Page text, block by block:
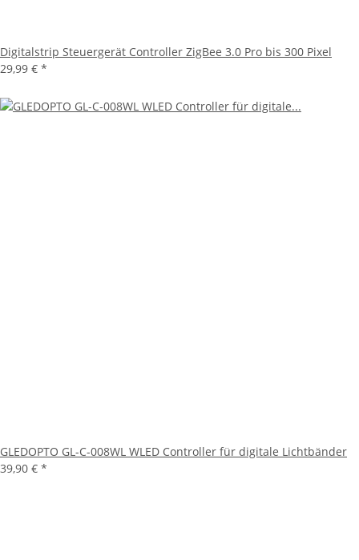
Digitalstrip Steuergerät Controller ZigBee 3.0 Pro bis 300 Pixel
29,99 € *
GLEDOPTO GL-C-008WL WLED Controller für digitale Lichtbänder
39,90 € *